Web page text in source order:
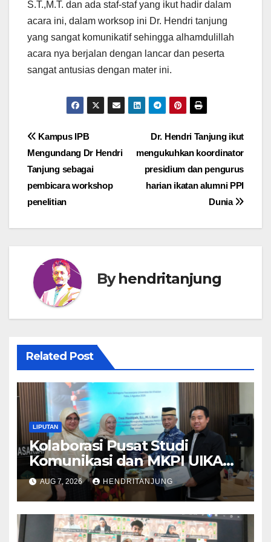
S.T.,M.T. dan ada staf-staf yang ikut hadir dalam
acara ini, dalam worksop ini Dr. Hendri tanjung
yang sangat komunikatif sehingga alhamdulillah
acara nya berjalan dengan lancar dan peserta
sangat antusias dengan mater ini.
Post
navigation
Dr. Hendri Tanjung ikut
mengukuhkan koordinator
presidium dan pengurus
harian ikatan alumni PPI
Dunia
Kampus IPB
Mengundang Dr Hendri
Tanjung sebagai
pembicara workshop
penelitian
Byhendritanjung
Related Post
LIPUTAN
Kolaborasi Pusat Studi
Komunikasi dan MKPI UIKA
Bogor Dorong
Profesionalisme Pembimbing
Haji melalui Public Speaking
AUG 7, 2026 HENDRITANJUNG